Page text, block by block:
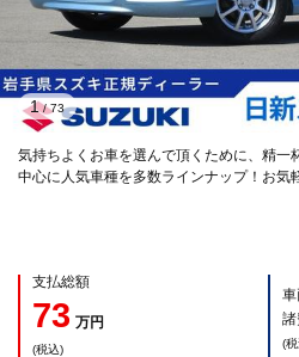
気持ちよくお車を選んで頂くために、精一
中心に人気車種を多数ラインナップ！お気
1/73
支払総額
73 万円
(税込)
諸
(